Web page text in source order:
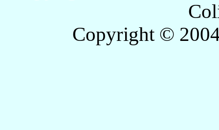
Copyright ©